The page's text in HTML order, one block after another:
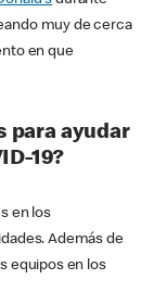
muy de cerca
en que
para ayudar
19?
en los
Además de
equipos en los